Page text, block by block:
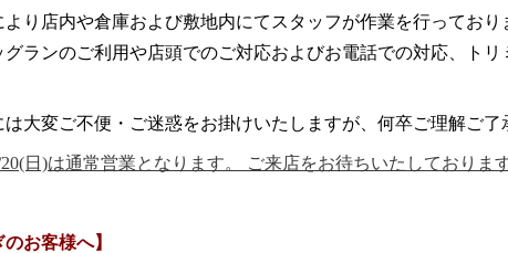
より店内や倉庫および敷地内にてスタッフが作業を行ってお
グランのご利用や店頭でのご対応およびお電話での対応、ト
は大変ご不便・ご迷惑をお掛けいたしますが、何卒ご理解ご了
日)は通常営業となります。 ご来店をお待ちいたしております
のお客様へ】